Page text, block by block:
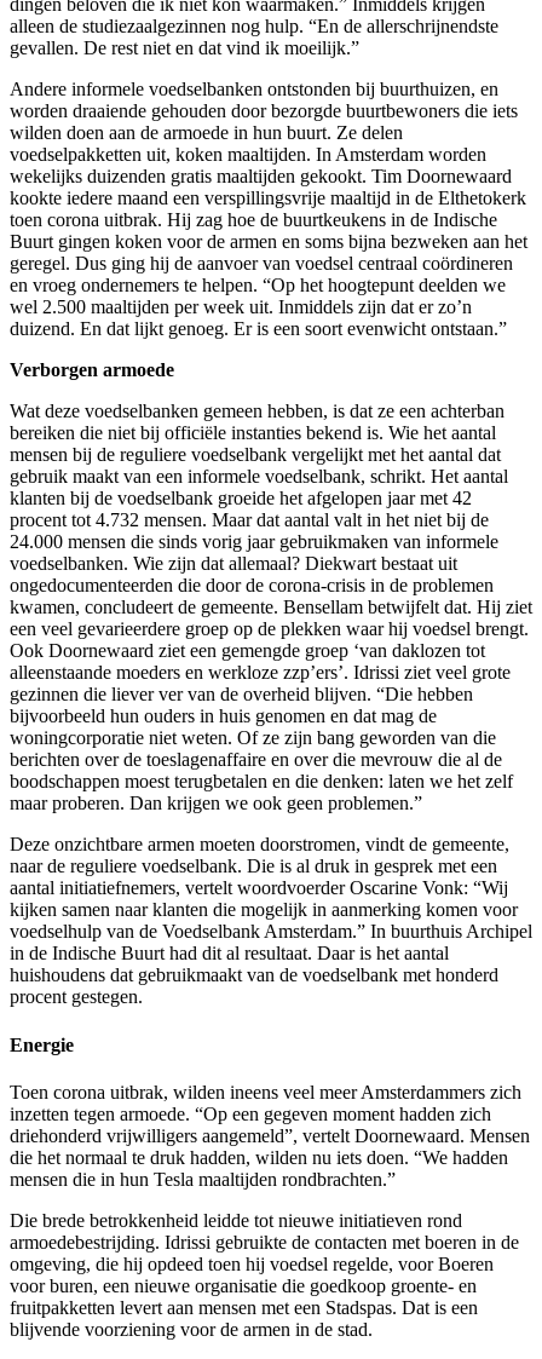
dingen beloven die ik niet kon waarmaken.” Inmiddels krijgen
alleen de studiezaalgezinnen nog hulp. “En de allerschrijnendste
gevallen. De rest niet en dat vind ik moeilijk.”
Andere informele voedselbanken ontstonden bij buurthuizen, en
worden draaiende gehouden door bezorgde buurtbewoners die iets
wilden doen aan de armoede in hun buurt. Ze delen
voedselpakketten uit, koken maaltijden. In Amsterdam worden
wekelijks duizenden gratis maaltijden gekookt. Tim Doornewaard
kookte iedere maand een verspillingsvrije maaltijd in de Elthetokerk
toen corona uitbrak. Hij zag hoe de buurtkeukens in de Indische
Buurt gingen koken voor de armen en soms bijna bezweken aan het
geregel. Dus ging hij de aanvoer van voedsel centraal coördineren
en vroeg ondernemers te helpen. “Op het hoogtepunt deelden we
wel 2.500 maaltijden per week uit. Inmiddels zijn dat er zo’n
duizend. En dat lijkt genoeg. Er is een soort evenwicht ontstaan.”
Verborgen armoede
Wat deze voedselbanken gemeen hebben, is dat ze een achterban
bereiken die niet bij officiële instanties bekend is. Wie het aantal
mensen bij de reguliere voedselbank vergelijkt met het aantal dat
gebruik maakt van een informele voedselbank, schrikt. Het aantal
klanten bij de voedselbank groeide het afgelopen jaar met 42
procent tot 4.732 mensen. Maar dat aantal valt in het niet bij de
24.000 mensen die sinds vorig jaar gebruikmaken van informele
voedselbanken. Wie zijn dat allemaal? Diekwart bestaat uit
ongedocumenteerden die door de corona-crisis in de problemen
kwamen, concludeert de gemeente. Bensellam betwijfelt dat. Hij ziet
een veel gevarieerdere groep op de plekken waar hij voedsel brengt.
Ook Doornewaard ziet een gemengde groep ‘van daklozen tot
alleenstaande moeders en werkloze zzp’ers’. Idrissi ziet veel grote
gezinnen die liever ver van de overheid blijven. “Die hebben
bijvoorbeeld hun ouders in huis genomen en dat mag de
woningcorporatie niet weten. Of ze zijn bang geworden van die
berichten over de toeslagenaffaire en over die mevrouw die al de
boodschappen moest terugbetalen en die denken: laten we het zelf
maar proberen. Dan krijgen we ook geen problemen.”
Deze onzichtbare armen moeten doorstromen, vindt de gemeente,
naar de reguliere voedselbank. Die is al druk in gesprek met een
aantal initiatiefnemers, vertelt woordvoerder Oscarine Vonk: “Wij
kijken samen naar klanten die mogelijk in aanmerking komen voor
voedselhulp van de Voedselbank Amsterdam.” In buurthuis Archipel
in de Indische Buurt had dit al resultaat. Daar is het aantal
huishoudens dat gebruikmaakt van de voedselbank met honderd
procent gestegen.
Energie
Toen corona uitbrak, wilden ineens veel meer Amsterdammers zich
inzetten tegen armoede. “Op een gegeven moment hadden zich
driehonderd vrijwilligers aangemeld”, vertelt Doornewaard. Mensen
die het normaal te druk hadden, wilden nu iets doen. “We hadden
mensen die in hun Tesla maaltijden rondbrachten.”
Die brede betrokkenheid leidde tot nieuwe initiatieven rond
armoedebestrijding. Idrissi gebruikte de contacten met boeren in de
omgeving, die hij opdeed toen hij voedsel regelde, voor Boeren
voor buren, een nieuwe organisatie die goedkoop groente- en
fruitpakketten levert aan mensen met een Stadspas. Dat is een
blijvende voorziening voor de armen in de stad.